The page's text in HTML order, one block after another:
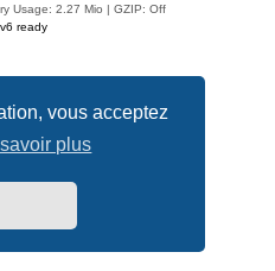
vous acceptez
plus
Usage: 2.27 Mio | GZIP: Off